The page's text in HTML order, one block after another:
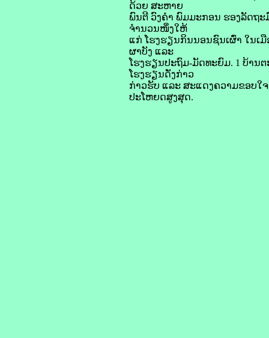
ດ້ວຍ ສະຫາຍ
ພົນຕີ ວົງຄຳ ພົມມະກອນ ຮອງລັດຖະ
ຈຳນວນໜຶ່ງໃຫ້
ແກ່ ໂຮງຮຽນກິນນອນຊົນເຜົ່າ ໃນເ
ຜາບັງ ແລະ
ໂຮງຮຽນປະຖົມ-ມັດທະຍົມ. 1 ບ້ານ
ໂຮງຮຽນດັ່ງກ່າວ
ກ່າວຮັບ ແລະ ສະແດງຄວາມຂອບໃ
ປະໂຫຍດສູງສຸດ.